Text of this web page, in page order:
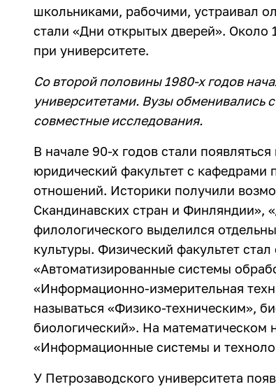
школьниками, рабочими, устраивал
стали «Дни открытых дверей». Около
при университете.
Со второй половины 1980-х годов
университетами. Вузы обменивались
совместные исследования.
В начале 90-х годов стали
юридический факультет с
отношений. Историки получили
Скандинавских стран и Финляндии»,
филологического выделился
культуры. Физический факультет
«Автоматизированные системы
«Информационно-измерительная
называться «Физико-техническим»,
биологический». На математическом
«Информационные системы и
У Петрозаводского университета